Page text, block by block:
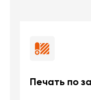
Печать по